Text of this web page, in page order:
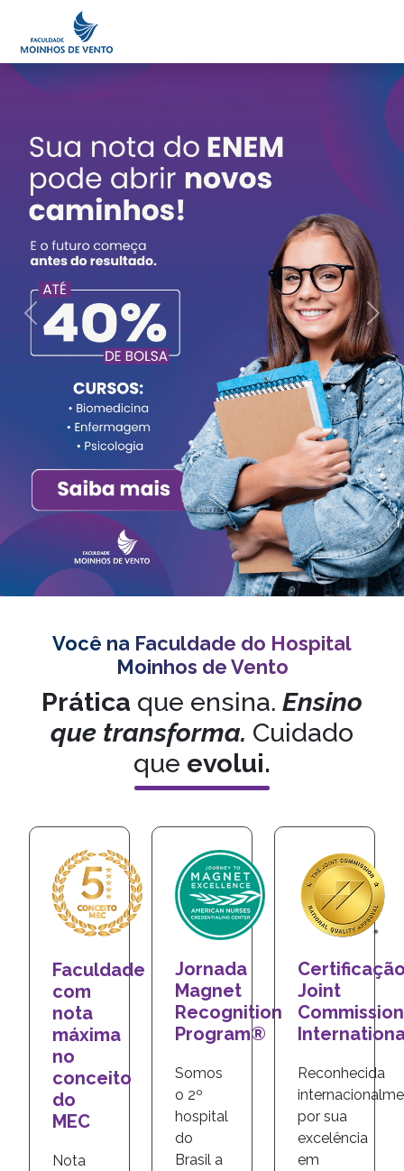
Previous Next
Você na Faculdade do Hospital
Moinhos de Vento
Prática que ensina. Ensino
que transforma. Cuidado
que evolui.
Faculdade
com
nota
máxima
no
conceito
do
MEC
Nota
Jornada
Magnet
Recognition
Program®
Somos
o 2º
hospital
do
Brasil a
Joint
Commission
Reconhecida
por sua
excelência
em